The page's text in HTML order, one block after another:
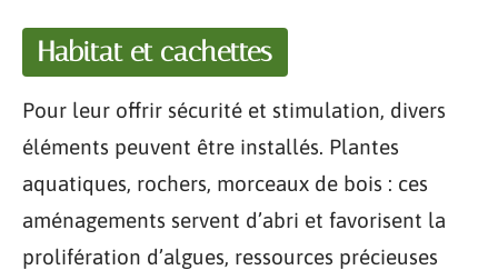
Habitat et cachettes
Pour leur offrir sécurité et stimulation, divers
éléments peuvent être installés. Plantes
aquatiques, rochers, morceaux de bois : ces
aménagements servent d’abri et favorisent la
prolifération d’algues, ressources précieuses